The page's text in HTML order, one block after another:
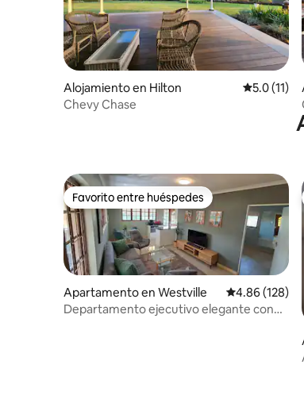
Alojamiento en Hilton
5.0 (11)
Chevy Chase
Favorito entre huéspedes
Favorito entre huéspedes
Apartamento en Westville Calificación
4.86 (128)
Departamento ejecutivo elegante con